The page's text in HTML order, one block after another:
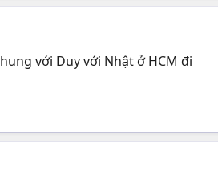
với Duy với Nhật ở HCM đi